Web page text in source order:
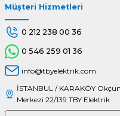
Müşteri Hizmetleri
0 212 238 00 36
0 546 259 01 36
info@tbyelektrik.com
İSTANBUL / KARAKÖY
Merkezi 22/139 TBY Elektrik